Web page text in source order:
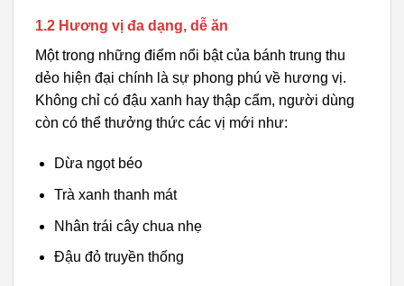
1.2 Hương vị đa dạng, dễ ăn
Một trong những điểm nổi bật của bánh trung thu
dẻo hiện đại chính là sự phong phú về hương vị.
Không chỉ có đậu xanh hay thập cẩm, người dùng
còn có thể thưởng thức các vị mới như:
Dừa ngọt béo
Trà xanh thanh mát
Nhân trái cây chua nhẹ
Đậu đỏ truyền thống